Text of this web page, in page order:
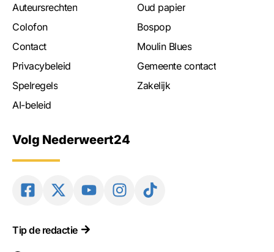
Auteursrechten
Colofon
Contact
Privacybeleid
Spelregels
AI-beleid
Oud papier
Bospop
Moulin Blues
Gemeente contact
Zakelijk
Volg Nederweert24
Tip de redactie